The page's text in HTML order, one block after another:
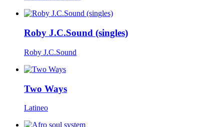
Roby J.C.Sound (singles)
Roby J.C.Sound
Two Ways
Latineo